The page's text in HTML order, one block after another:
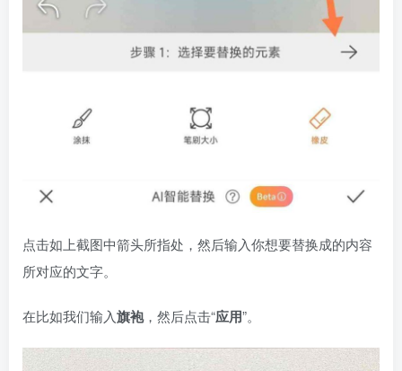
点击如上截图中箭头所指处，然后输入你想要替换成的内容
所对应的文字。
在比如我们输入旗袍，然后点击“应用”。